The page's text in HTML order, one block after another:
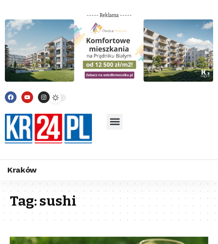
----- Reklama -----
Kraków
Tag:sushi